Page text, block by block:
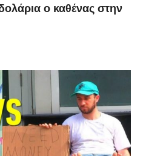
ο καθένας στην